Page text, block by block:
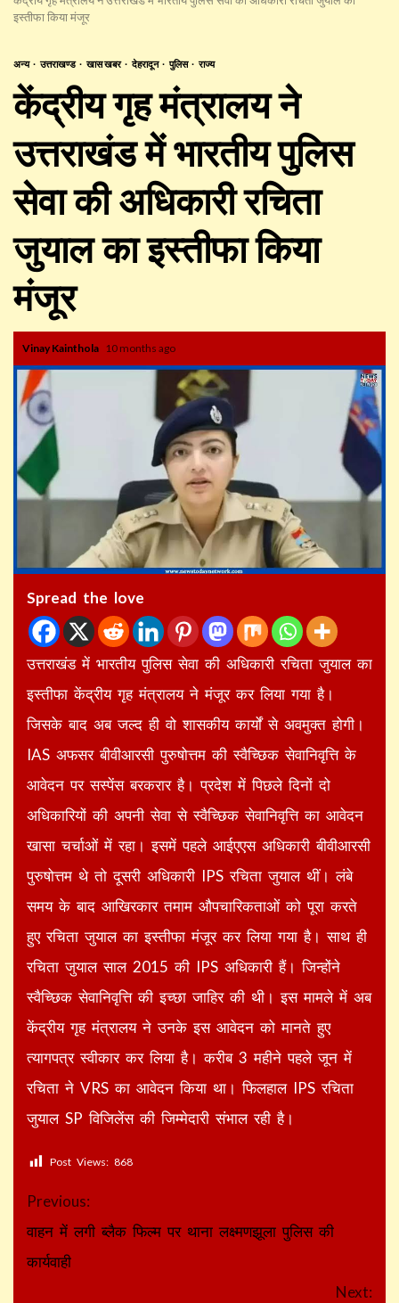
इस्तीफा किया मंजूर
अन्य उत्तराखण्ड खास खबर देहरादून पुलिस राज्य
केंद्रीय गृह मंत्रालय ने
उत्तराखंड में भारतीय पुलिस
सेवा की अधिकारी रचिता
जुयाल का इस्तीफा किया
मंजूर
Vinay Kainthola 10 months ago
Spread the love
उत्तराखंड में भारतीय पुलिस सेवा की अधिकारी रचिता जुयाल का
इस्तीफा केंद्रीय गृह मंत्रालय ने मंजूर कर लिया गया है।
जिसके बाद अब जल्द ही वो शासकीय कार्यों से अवमुक्त होगी।
IAS अफसर बीवीआरसी पुरुषोत्तम की स्वैच्छिक सेवानिवृत्ति के
आवेदन पर सस्पेंस बरकरार है। प्रदेश में पिछले दिनों दो
अधिकारियों की अपनी सेवा से स्वैच्छिक सेवानिवृत्ति का आवेदन
खासा चर्चाओं में रहा। इसमें पहले आईएएस अधिकारी बीवीआरसी
पुरुषोत्तम थे तो दूसरी अधिकारी IPS रचिता जुयाल थीं। लंबे
समय के बाद आखिरकार तमाम औपचारिकताओं को पूरा करते
हुए रचिता जुयाल का इस्तीफा मंजूर कर लिया गया है। साथ ही
रचिता जुयाल साल 2015 की IPS अधिकारी हैं। जिन्होंने
स्वैच्छिक सेवानिवृत्ति की इच्छा जाहिर की थी। इस मामले में अब
केंद्रीय गृह मंत्रालय ने उनके इस आवेदन को मानते हुए
त्यागपत्र स्वीकार कर लिया है। करीब 3 महीने पहले जून में
रचिता ने VRS का आवेदन किया था। फिलहाल IPS रचिता
जुयाल SP विजिलेंस की जिम्मेदारी संभाल रही है।
Post Views: 868
Continue
Reading
Previous:
वाहन में लगी ब्लैक फिल्म पर थाना लक्ष्मणझूला पुलिस की
कार्यवाही
Next: